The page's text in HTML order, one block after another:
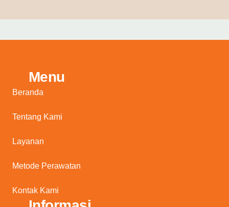
Menu
Beranda
Tentang Kami
Layanan
Metode Perawatan
Kontak Kami